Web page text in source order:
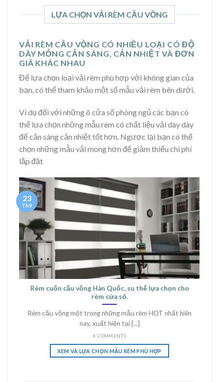
LỰA CHỌN VẢI RÈM CẦU VỒNG
VẢI RÈM CẦU VỒNG CÓ NHIỀU LOẠI CÓ ĐỘ
DÀY MỎNG CẢN SÁNG, CẢN NHIỆT VÀ ĐƠN
GIÁ KHÁC NHAU
Để lựa chọn loại vải rèm phù hợp với không gian của
bạn, có thể tham khảo một số mẫu vải rèm bên dưới.
Ví dụ đối với những ô cửa sổ phòng ngủ các bạn có
thể lựa chọn những mẫu rèm có chất liệu vải dày dày
để cản sáng cản nhiệt tốt hơn. Ngược lại bạn có thể
chọn những mẫu vải mong hơn để giảm thiểu chi phí
lắp đặt
Rèm cuốn cầu vồng Hàn Quốc, su thế lựa chọn cho
rèm cửa sổ.
Rèm cầu vồng một trong những mẫu rèm HOT nhất hiên
nay, xuất hiện tại [...]
4 COMMENTS
XEM VÀ LỰA CHỌN MẪU RÈM PHÙ HỢP
23
Th9